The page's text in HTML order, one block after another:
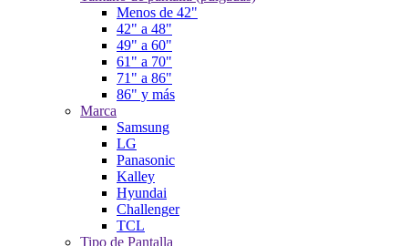
Menos de 42"
42" a 48"
49" a 60"
61" a 70"
71" a 86"
86" y más
Marca
Samsung
LG
Panasonic
Kalley
Hyundai
Challenger
TCL
Tipo de Pantalla